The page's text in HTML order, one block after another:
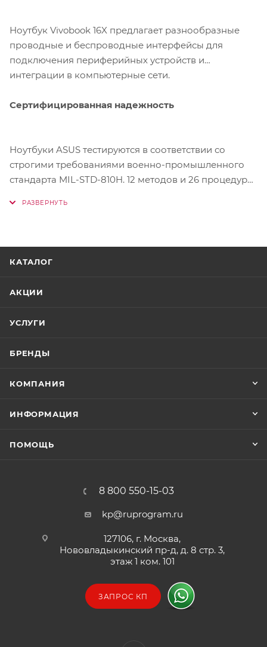
Ноутбук Vivobook 16X предлагает разнообразные
проводные и беспроводные интерфейсы для
подключения периферийных устройств и
интеграции в компьютерные сети.
Сертифицированная надежность
Ноутбуки ASUS тестируются в соответствии со
строгими требованиями военно-промышленного
стандарта MIL-STD-810H. 12 методов и 26 процедур
КАТАЛОГ
АКЦИИ
УСЛУГИ
БРЕНДЫ
КОМПАНИЯ
ИНФОРМАЦИЯ
ПОМОЩЬ
8 800 550-15-03
kp@ruprogram.ru
127106, г. Москва,
Нововладыкинский пр-д, д. 8 стр. 3,
этаж 1 ком. 101
ЗАПРОС КП